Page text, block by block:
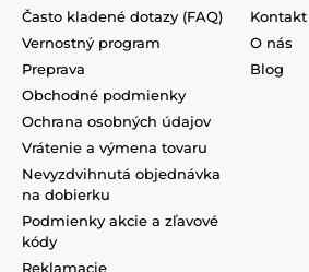
Často kladené dotazy (FAQ)
Vernostný program
Preprava
Obchodné podmienky
Ochrana osobných údajov
Vrátenie a výmena tovaru
Nevyzdvihnutá objednávka
na dobierku
Podmienky akcie a zľavové
kódy
Reklamacie
Kontakt
O nás
Blog